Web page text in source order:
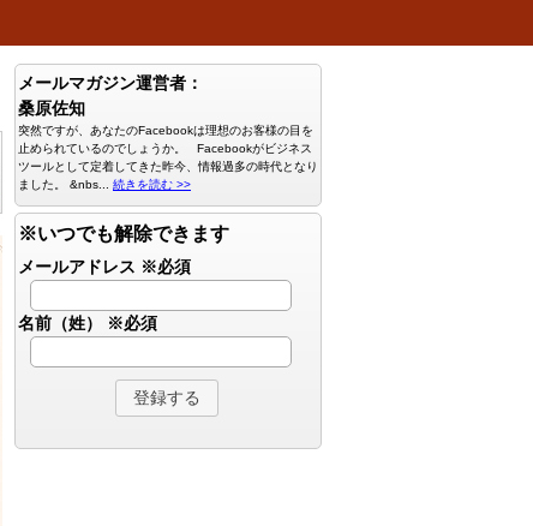
メールマガジン運営者：
桑原佐知
突然ですが、あなたのFacebookは理想のお客様の目を
止められているのでしょうか。 Facebookがビジネス
ツールとして定着してきた昨今、情報過多の時代となり
ました。 &nbs... 続きを読む >>
※いつでも解除できます
メールアドレス ※必須
名前（姓） ※必須